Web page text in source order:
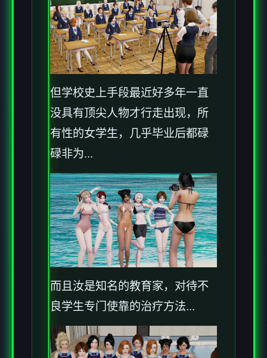
但学校史上手段最近好多年一直
没具有顶尖人物才行走出现，所
有性的女学生，几乎毕业后都碌
碌非为...
而且汝是知名的教育家，对待不
良学生专门使靠的治疗方法...